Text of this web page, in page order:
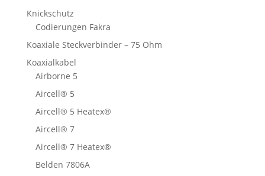
Knickschutz
Codierungen Fakra
Koaxiale Steckverbinder – 75 Ohm
Koaxialkabel
Airborne 5
Aircell® 5
Aircell® 5 Heatex®
Aircell® 7
Aircell® 7 Heatex®
Belden 7806A